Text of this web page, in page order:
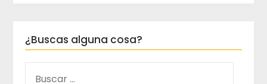
¿Buscas alguna cosa?